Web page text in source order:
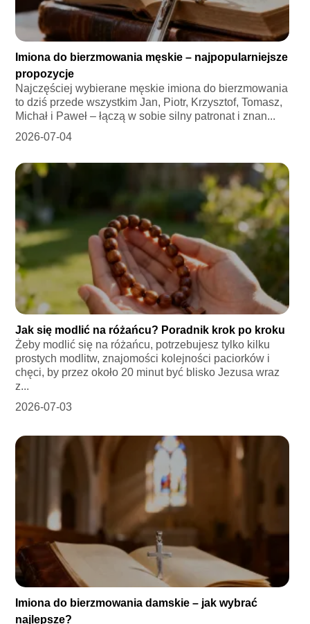
Imiona do bierzmowania męskie – najpopularniejsze
propozycje
Najczęściej wybierane męskie imiona do bierzmowania
to dziś przede wszystkim Jan, Piotr, Krzysztof, Tomasz,
Michał i Paweł – łączą w sobie silny patronat i znan...
2026-07-04
Jak się modlić na różańcu? Poradnik krok po kroku
Żeby modlić się na różańcu, potrzebujesz tylko kilku
prostych modlitw, znajomości kolejności paciorków i
chęci, by przez około 20 minut być blisko Jezusa wraz
z...
2026-07-03
Imiona do bierzmowania damskie – jak wybrać
najlepsze?